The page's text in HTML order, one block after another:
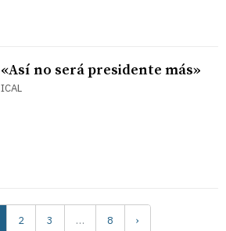
«Así no será presidente más»
ICAL
2 3 … 8 ›